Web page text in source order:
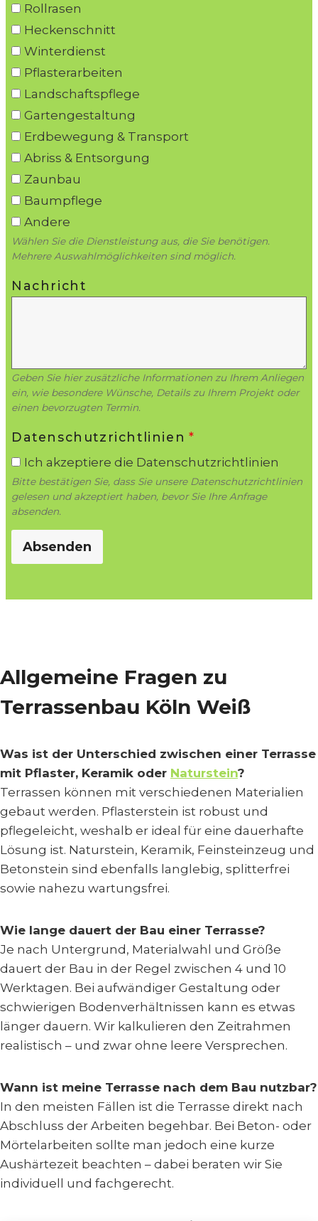
Rollrasen
Heckenschnitt
Winterdienst
Pflasterarbeiten
Landschaftspflege
Gartengestaltung
Erdbewegung & Transport
Abriss & Entsorgung
Zaunbau
Baumpflege
Andere
Wählen Sie die Dienstleistung aus, die Sie benötigen.
Mehrere Auswahlmöglichkeiten sind möglich.
Nachricht
Geben Sie hier zusätzliche Informationen zu Ihrem Anliegen
ein, wie besondere Wünsche, Details zu Ihrem Projekt oder
einen bevorzugten Termin.
Datenschutzrichtlinien *
Ich akzeptiere die Datenschutzrichtlinien
Bitte bestätigen Sie, dass Sie unsere Datenschutzrichtlinien
gelesen und akzeptiert haben, bevor Sie Ihre Anfrage
absenden.
Absenden
Allgemeine Fragen zu
Terrassenbau Köln Weiß
Was ist der Unterschied zwischen einer Terrasse
mit Pflaster, Keramik oder Naturstein?
Terrassen können mit verschiedenen Materialien
gebaut werden. Pflasterstein ist robust und
pflegeleicht, weshalb er ideal für eine dauerhafte
Lösung ist. Naturstein, Keramik, Feinsteinzeug und
Betonstein sind ebenfalls langlebig, splitterfrei
sowie nahezu wartungsfrei.
Wie lange dauert der Bau einer Terrasse?
Je nach Untergrund, Materialwahl und Größe
dauert der Bau in der Regel zwischen 4 und 10
Werktagen. Bei aufwändiger Gestaltung oder
schwierigen Bodenverhältnissen kann es etwas
länger dauern. Wir kalkulieren den Zeitrahmen
realistisch – und zwar ohne leere Versprechen.
Wann ist meine Terrasse nach dem Bau nutzbar?
In den meisten Fällen ist die Terrasse direkt nach
Abschluss der Arbeiten begehbar. Bei Beton- oder
Mörtelarbeiten sollte man jedoch eine kurze
Aushärtezeit beachten – dabei beraten wir Sie
individuell und fachgerecht.